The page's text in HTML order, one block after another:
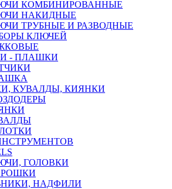
КОМБИНИРОВАННЫЕ
НАКИДНЫЕ
ТРУБНЫЕ И РАЗВОДНЫЕ
КЛЮЧЕЙ
- ПЛАШКИ
КУВАЛДЫ, КИЯНКИ
ГОЛОВКИ
НАДФИЛИ